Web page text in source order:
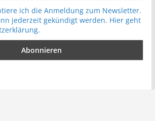
ich die Anmeldung zum Newsletter.
jederzeit gekündigt werden. Hier geht